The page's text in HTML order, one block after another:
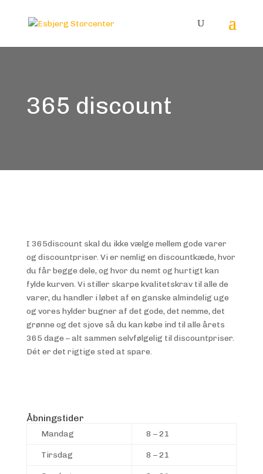
365 discount
I 365discount skal du ikke vælge mellem gode varer
og discountpriser. Vi er nemlig en discountkæde, hvor
du får begge dele, og hvor du nemt og hurtigt kan
fylde kurven. Vi stiller skarpe kvalitetskrav til alle de
varer, du handler i løbet af en ganske almindelig uge
og vores hylder bugner af det gode, det nemme, det
grønne og det sjove så du kan købe ind til alle årets
365 dage – alt sammen selvfølgelig til discountpriser.
Dét er det rigtige sted at spare.
Åbningstider
Mandag 8 – 21
Tirsdag 8 – 21